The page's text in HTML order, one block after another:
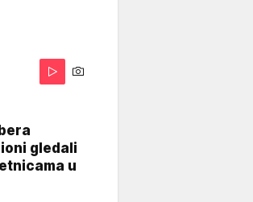
gledali
u